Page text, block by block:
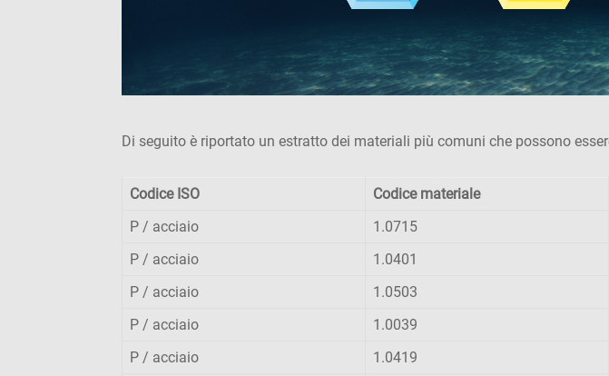
Di seguito è riportato un estratto dei materiali più comuni che possono
Codice ISO Codice materiale
P / acciaio
1.0715
P / acciaio
1.0401
P / acciaio
1.0503
P / acciaio
1.0039
P / acciaio
1.0419